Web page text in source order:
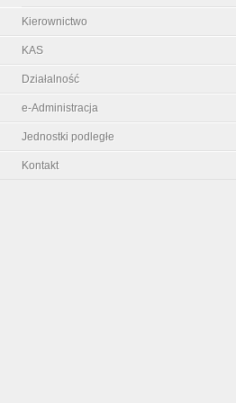
Kierownictwo
KAS
Działalność
e-Administracja
Jednostki podległe
Kontakt